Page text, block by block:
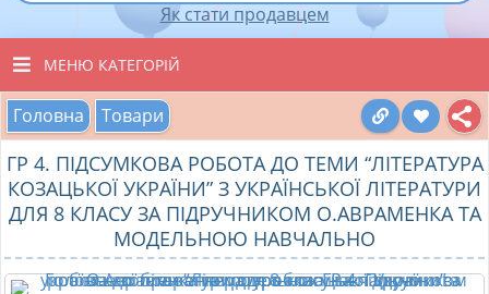
ДОДАТИ РОЗРОБКУ
ВПОДОБАНІ ТОВАРИ
КОШИК
Як стати продавцем
МЕНЮ КАТЕГОРІЙ
ВСІ ТОВАРИ
ВИХОВАТЕЛЯМ ДНЗ
ПОЧАТКОВІ КЛАСИ
МАТЕРІАЛИ З ПРЕДМЕТІВ
Головна Товари
ГР 4. ПІДСУМКОВА РОБОТА ДО ТЕМИ “ЛІТЕРАТУРА
КОЗАЦЬКОЇ УКРАЇНИ” З УКРАЇНСЬКОЇ ЛІТЕРАТУРИ
ДЛЯ 8 КЛАСУ ЗА ПІДРУЧНИКОМ О.АВРАМЕНКА ТА
МОДЕЛЬНОЮ НАВЧАЛЬНО